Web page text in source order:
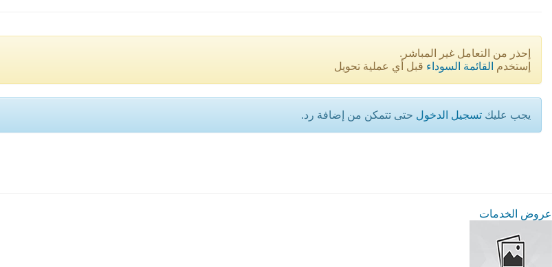
إحذر من التعامل غير المباشر.
إستخدم القائمة السوداء قبل أي عملية تحويل
يجب عليك تسجيل الدخول حتى تتمكن من إضافة رد.
عروض الخدمات